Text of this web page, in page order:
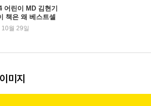
배 부이사지 / 아경인친 인경아친 / 아경인
를 대함에 있어
과 충고선도 / 인무책우 이함불의 / 면찬아
신 비직지우 / 견선종지 지과필개 / 염인책
어린이 MD 김현기
책은 왜 베스트셀
월 29일
미지